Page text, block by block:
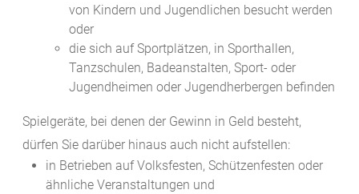
von Kindern und Jugendlichen besucht werden
oder
die sich auf Sportplätzen, in Sporthallen,
Tanzschulen, Badeanstalten, Sport- oder
Jugendheimen oder Jugendherbergen befinden
Spielgeräte, bei denen der Gewinn in Geld besteht,
dürfen Sie darüber hinaus auch nicht aufstellen:
in Betrieben auf Volksfesten, Schützenfesten oder
ähnliche Veranstaltungen und